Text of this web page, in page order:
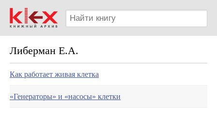
Либерман Е.А.
Как работает живая клетка
«Генераторы» и «насосы» клетки